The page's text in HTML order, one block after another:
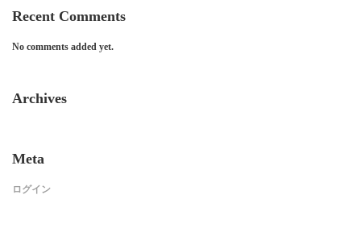
Recent Comments
No comments added yet.
Archives
Meta
ログイン